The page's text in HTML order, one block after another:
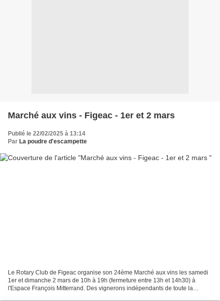
Marché aux vins - Figeac - 1er et 2 mars
Publié le 22/02/2025 à 13:14
Par La poudre d'escampette
Le Rotary Club de Figeac organise son 24ème Marché aux vins les samedi
1er et dimanche 2 mars de 10h à 19h (fermeture entre 13h et 14h30) à
l'Espace François Mitterrand. Des vignerons indépendants de toute la